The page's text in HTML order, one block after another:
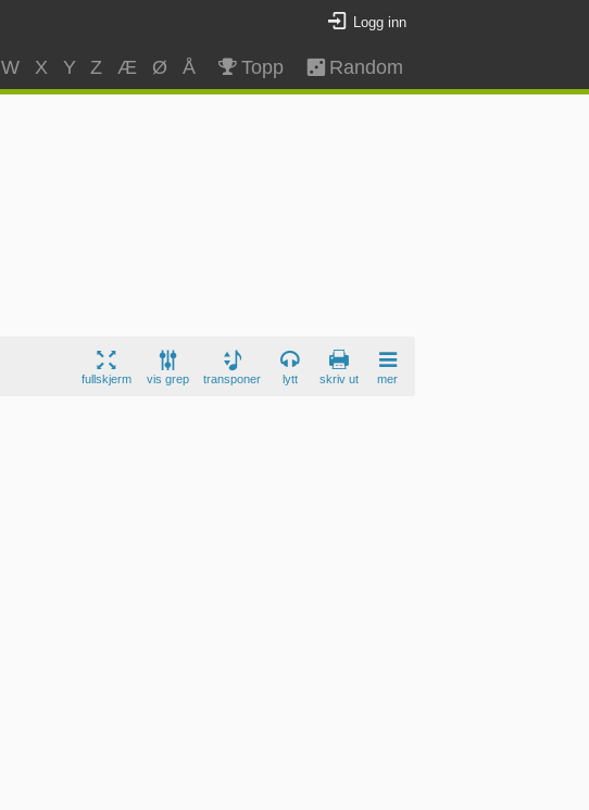
Logg inn
W X Y Z Æ Ø Å Topp Random
fullskjerm vis grep transponer lytt skriv ut mer